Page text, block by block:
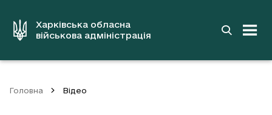
вмістуХарківська обласна
військова адміністрація
Головна Відео